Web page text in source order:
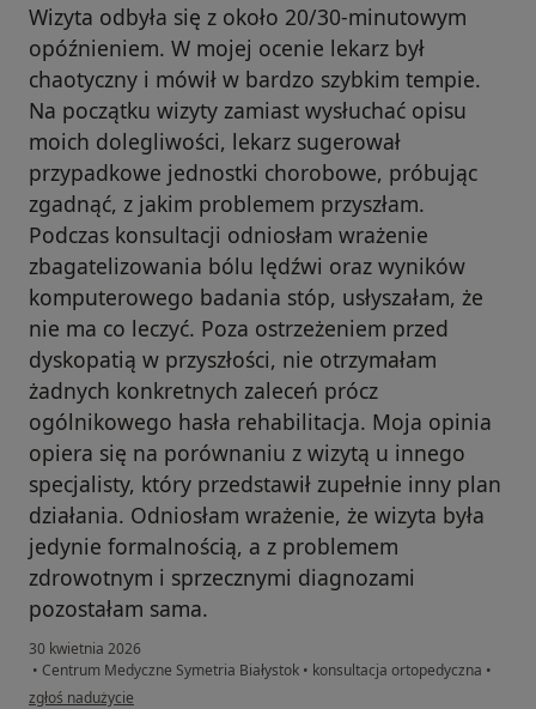
Wizyta odbyła się z około 20/30-minutowym
opóźnieniem. W mojej ocenie lekarz był
chaotyczny i mówił w bardzo szybkim tempie.
Na początku wizyty zamiast wysłuchać opisu
moich dolegliwości, lekarz sugerował
przypadkowe jednostki chorobowe, próbując
zgadnąć, z jakim problemem przyszłam.
Podczas konsultacji odniosłam wrażenie
zbagatelizowania bólu lędźwi oraz wyników
komputerowego badania stóp, usłyszałam, że
nie ma co leczyć. Poza ostrzeżeniem przed
dyskopatią w przyszłości, nie otrzymałam
żadnych konkretnych zaleceń prócz
ogólnikowego hasła rehabilitacja. Moja opinia
opiera się na porównaniu z wizytą u innego
specjalisty, który przedstawił zupełnie inny plan
działania. Odniosłam wrażenie, że wizyta była
jedynie formalnością, a z problemem
zdrowotnym i sprzecznymi diagnozami
pozostałam sama.
30 kwietnia 2026
• Centrum Medyczne Symetria Białystok • konsultacja ortopedyczna •
w opinii użytkownika N
zgłoś nadużycie